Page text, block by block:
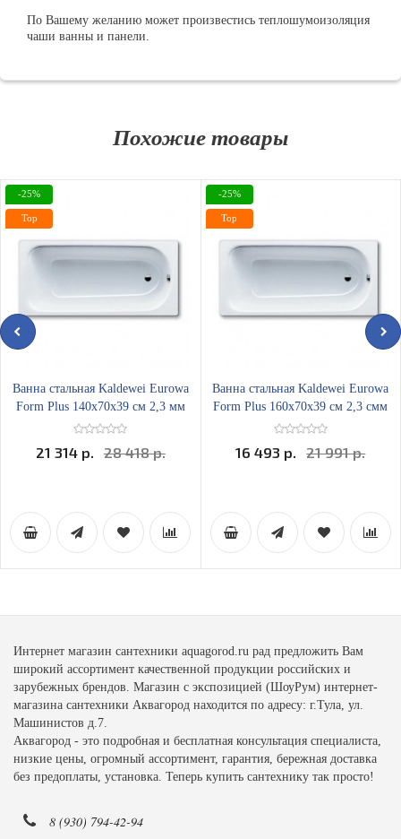
По Вашему желанию может произвестись теплошумоизоляция
чаши ванны и панели.
Похожие товары
Ванна стальная Kaldewei Eurowa
Form Plus 140х70x39 см 2,3 мм
21 314 р. 28 418 р.
-25%
Top
Ванна стальная Kaldewei Eurowa
Form Plus 160х70x39 см 2,3 смм
16 493 р. 21 991 р.
-25%
Top
Интернет магазин сантехники aquagorod.ru рад предложить Вам
широкий ассортимент качественной продукции российских и
зарубежных брендов. Магазин с экспозицией (ШоуРум) интернет-
магазина сантехники Аквагород находится по адресу: г.Тула, ул.
Машинистов д.7.
Аквагород - это подробная и бесплатная консультация специалиста,
низкие цены, огромный ассортимент, гарантия, бережная доставка
без предоплаты, установка. Теперь купить сантехнику так просто!
8 (930) 794-42-94